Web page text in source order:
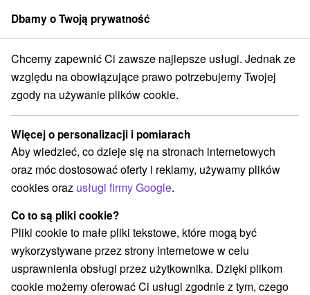
członek grupySorger
Stredné Slovensko Banskobystrický kraj Dolná Strehová
Chaty na prenájom Dolná Strehová
Kategorie
Wszystkie kategorie
Chaty na prenájom(4)
Drevenice(3)
Wybierz lokalizację lub datę
WSZYSTKO NAJTAŃSZE NAJDROŻSZE NA
Dbamy o Twoją prywatność
Chcemy zapewnić Ci zawsze najlepsze usługi. Jednak ze
względu na obowiązujące prawo potrzebujemy Twojej
zgody na używanie plików cookie.
Więcej o personalizacji i pomiarach
Aby wiedzieć, co dzieje się na stronach internetowych
oraz móc dostosować oferty i reklamy, używamy plików
cookies oraz usługi firmy Google.
Co to są pliki cookie?
Pliki cookie to małe pliki tekstowe, które mogą być
wykorzystywane przez strony internetowe w celu
usprawnienia obsługi przez użytkownika. Dzięki plikom
cookie możemy oferować Ci usługi zgodnie z tym, czego